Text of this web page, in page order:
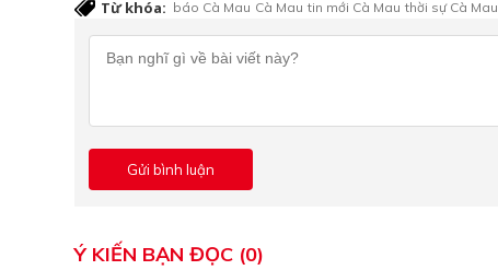
Từ khóa: báo Cà Mau Cà Mau tin mới Cà Mau thời sự Cà Mau
Ý KIẾN BẠN ĐỌC (0)